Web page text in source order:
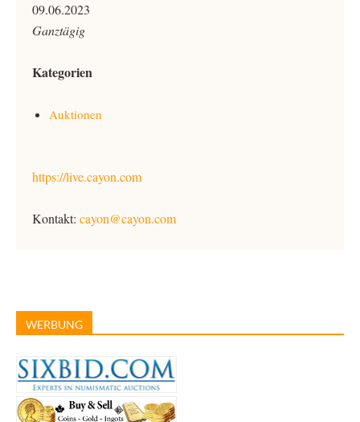
09.06.2023
Ganztägig
Kategorien
Auktionen
https://live.cayon.com
Kontakt: cayon@cayon.com
WERBUNG